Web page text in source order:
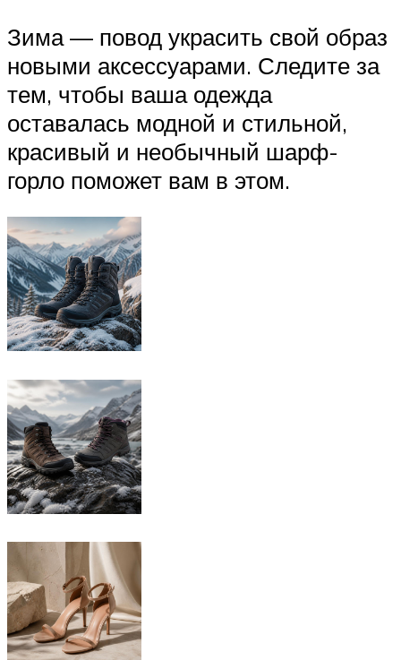
Зима — повод украсить свой образ
новыми аксессуарами. Следите за
тем, чтобы ваша одежда
оставалась модной и стильной,
красивый и необычный шарф-
горло поможет вам в этом.